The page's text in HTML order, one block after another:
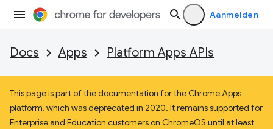
Aanmelden
Docs Apps Platform Apps APIs
This page is part of the documentation for the Chrome Apps
platform, which was deprecated in 2020. It remains supported for
Enterprise and Education customers on ChromeOS until at least